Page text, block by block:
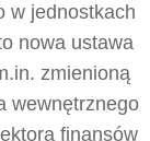
w jednostkach
nowa ustawa
zmienioną
wewnętrznego
finansów